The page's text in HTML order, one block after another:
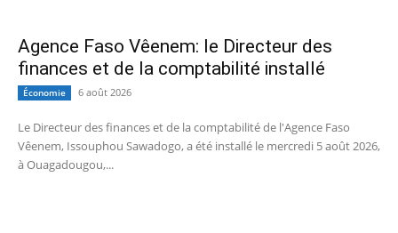
Agence Faso Vêenem: le Directeur des
finances et de la comptabilité installé
Économie 6 août 2026
Le Directeur des finances et de la comptabilité de l'Agence Faso
Vêenem, Issouphou Sawadogo, a été installé le mercredi 5 août 2026,
à Ouagadougou,...